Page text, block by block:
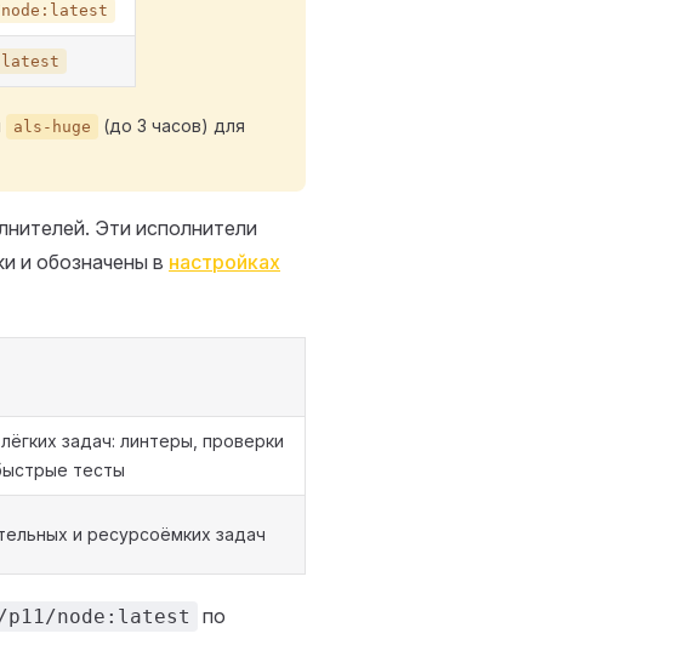
als-huge
(до 3 часов) для
Эти исполнители
и обозначены в настройках
задач: линтеры, проверки
тесты
и ресурсоёмких задач
node:latest
по